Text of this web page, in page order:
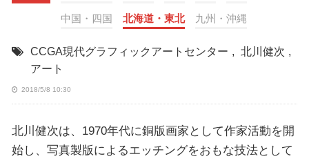
中国・四国 北海道・東北 九州・沖縄
CCGA現代グラフィックアートセンター , 北川健次 ,
アート
2018/5/8 10:30
北川健次は、1970年代に銅版画家として作家活動を開
始し、写真製版によるエッチングをおもな技法として